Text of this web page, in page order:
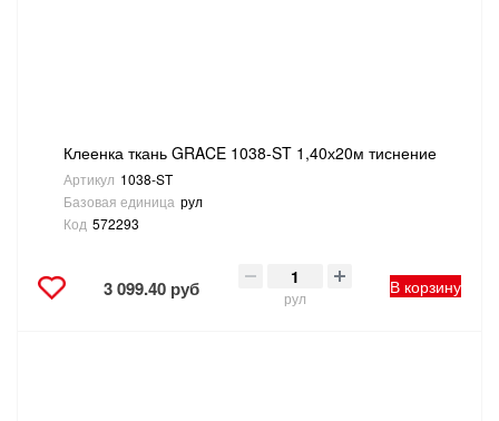
Клеенка ткань GRACE 1038-ST 1,40х20м тиснение
Артикул 1038-ST
Базовая единица рул
Код 572293
3 099.40 руб рул
В корзину